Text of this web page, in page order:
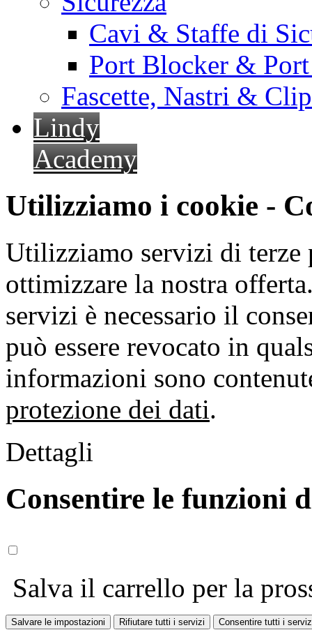
Cavi & Staffe di
Port Blocker &
Fascette, Nastri &
Lindy
Academy
Utilizziamo i cookie -
Utilizziamo servizi di terze
ottimizzare la nostra
servizi è necessario il
può essere revocato in
informazioni sono
protezione dei dati.
Dettagli
Consentire le funzioni
Salva il carrello per la
Salvare le impostazioni Rifiutare tutti i servizi Consentire tutti i